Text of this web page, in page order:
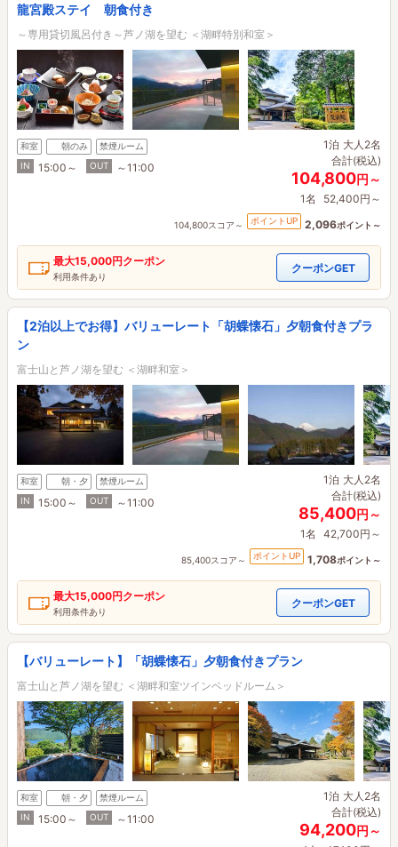
龍宮殿ステイ 朝食付き
～専用貸切風呂付き～芦ノ湖を望む ＜湖畔特別和室＞
和室 朝のみ
禁煙ルーム
IN
15:00～ OUT ～11:00
1泊 大人2名
合計(税込)
104,800円～
1名 52,400円～
104,800スコア～ ポイントUP 2,096ポイント～
最大15,000円クーポン
利用条件あり
クーポンGET
【2泊以上でお得】バリューレート「胡蝶懐石」夕朝食付きプラ
ン
富士山と芦ノ湖を望む ＜湖畔和室＞
和室 朝・夕
禁煙ルーム
IN
15:00～ OUT ～11:00
1泊 大人2名
合計(税込)
85,400円～
1名 42,700円～
85,400スコア～ ポイントUP 1,708ポイント～
最大15,000円クーポン
利用条件あり
クーポンGET
【バリューレート】「胡蝶懐石」夕朝食付きプラン
富士山と芦ノ湖を望む ＜湖畔和室ツインベッドルーム＞
和室 朝・夕
禁煙ルーム
IN
15:00～ OUT ～11:00
1泊 大人2名
合計(税込)
94,200円～